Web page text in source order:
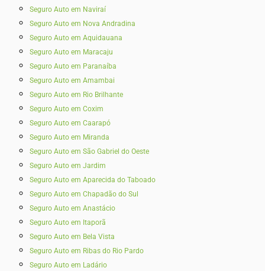
Seguro Auto em Naviraí
Seguro Auto em Nova Andradina
Seguro Auto em Aquidauana
Seguro Auto em Maracaju
Seguro Auto em Paranaíba
Seguro Auto em Amambai
Seguro Auto em Rio Brilhante
Seguro Auto em Coxim
Seguro Auto em Caarapó
Seguro Auto em Miranda
Seguro Auto em São Gabriel do Oeste
Seguro Auto em Jardim
Seguro Auto em Aparecida do Taboado
Seguro Auto em Chapadão do Sul
Seguro Auto em Anastácio
Seguro Auto em Itaporã
Seguro Auto em Bela Vista
Seguro Auto em Ribas do Rio Pardo
Seguro Auto em Ladário